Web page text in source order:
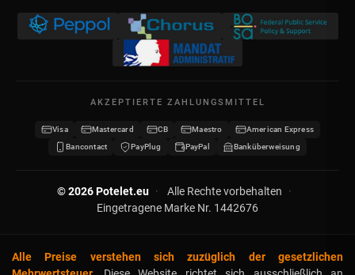
USt-IdNr. BE 0641.740.320 - Lüttich
Datenschutz
Meine Gutschriften
Wiederverkäufer werden
AKZEPTIERTE ZAHLUNGSMITTEL
Visa Mastercard CB Maestro
American Express
Bancontact
PayPlug PayPal Banküberweisung
© 2026 Potelet.eu · Alle Rechte vorbehalten
·
Eingetragene Marke Nr. 1442676
Alle Preise verstehen sich zuzüglich der gesetzlichen